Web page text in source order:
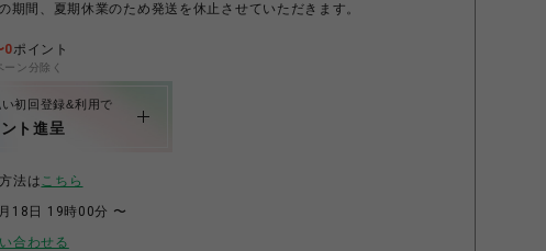
間、夏期休業のため発送を休止させていただきます。
0ポイント
ン分除く
初回登録&利用で
ト進呈
法はこちら
18日 19時00分 〜
合わせる